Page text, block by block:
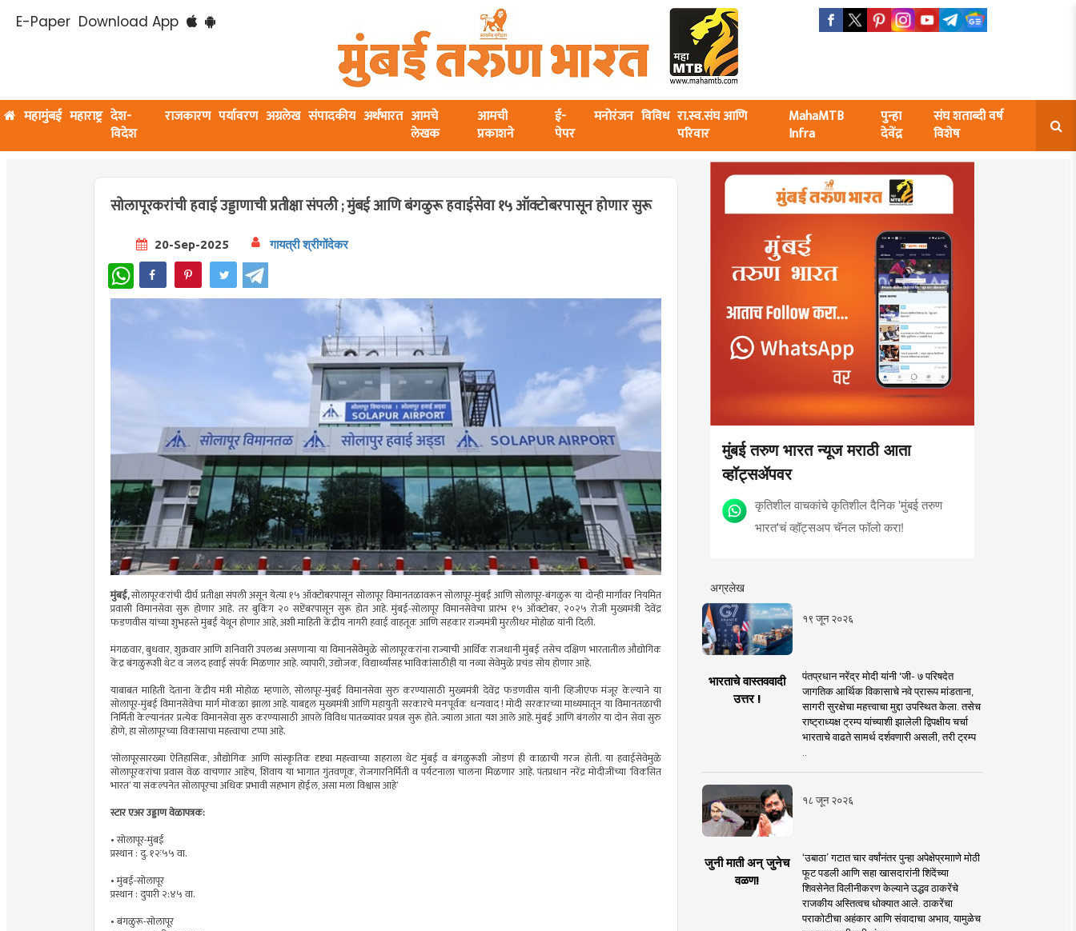
E-Paper Download App
महामुंबई महाराष्ट्र देश-
विदेश
राजकारण पर्यावरण अग्रलेख संपादकीय अर्थभारत आमचे
लेखक
आमची
प्रकाशने
ई-
पेपर
मनोरंजन विविध रा.स्व.संघ आणि
परिवार
MahaMTB
Infra
पुन्हा
देवेंद्र
संघ शताब्दी वर्ष
विशेष
सोलापूरकरांची हवाई उड्डाणाची प्रतीक्षा संपली ; मुंबई आणि बंगळुरू हवाईसेवा १५ ऑक्टोबरपासून होणार सुरू
20-Sep-2025 गायत्री श्रीगोंदेकर
WhatsApp
मुंबई,सोलापूरकरांची दीर्घ प्रतीक्षा संपली असून येत्या १५ ऑक्टोबरपासून सोलापूर विमानतळावरून सोलापूर-मुंबई आणि सोलापूर-बंगळुरू या दोन्ही मार्गांवर नियमित
प्रवासी विमानसेवा सुरू होणार आहे. तर बुकिंग २० सप्टेंबरपासून सुरू होत आहे. मुंबई-सोलापूर विमानसेवेचा प्रारंभ १५ ऑक्टोबर, २०२५ रोजी मुख्यमंत्री देवेंद्र
फडणवीस यांच्या शुभहस्ते मुंबई येथून होणार आहे, अशी माहिती केंद्रीय नागरी हवाई वाहतूक आणि सहकार राज्यमंत्री मुरलीधर मोहोळ यांनी दिली.
मंगळवार, बुधवार, शुक्रवार आणि शनिवारी उपलब्ध असणाऱ्या या विमानसेवेमुळे सोलापूरकरांना राज्याची आर्थिक राजधानी मुंबई तसेच दक्षिण भारतातील औद्योगिक
केंद्र बंगळुरूशी थेट व जलद हवाई संपर्क मिळणार आहे. व्यापारी, उद्योजक, विद्यार्थ्यांसह भाविकांसाठीही या नव्या सेवेमुळे प्रचंड सोय होणार आहे.
याबाबत माहिती देताना केंद्रीय मंत्री मोहोळ म्हणाले, सोलापूर-मुंबई विमानसेवा सुरु करण्यासाठी मुख्यमंत्री देवेंद्र फडणवीस यांनी व्हिजीएफ मंजूर केल्याने या
सोलापूर-मुंबई विमानसेवेचा मार्ग मोकळा झाला आहे. याबद्दल मुख्यमंत्री आणि महायुती सरकारचे मनःपूर्वक धन्यवाद ! मोदी सरकारच्या माध्यमातून या विमानतळाची
निर्मिती केल्यानंतर प्रत्येक विमानसेवा सुरु करण्यासाठी आपले विविध पातळ्यांवर प्रयत्न सुरू होते. ज्याला आता यश आले आहे. मुंबई आणि बंगलोर या दोन सेवा सुरु
होणे, हा सोलापूरच्या विकासाचा महत्त्वाचा टप्पा आहे.
‘सोलापूरसारख्या ऐतिहासिक, औद्योगिक आणि सांस्कृतिक दृष्ट्या महत्त्वाच्या शहराला थेट मुंबई व बंगळुरूशी जोडणं ही काळाची गरज होती. या हवाईसेवेमुळे
सोलापूरकरांचा प्रवास वेळ वाचणार आहेच, शिवाय या भागात गुंतवणूक, रोजगारनिर्मिती व पर्यटनाला चालना मिळणार आहे. पंतप्रधान नरेंद्र मोदीजींच्या ‘विकसित
भारत’ या संकल्पनेत सोलापूरचा अधिक प्रभावी सहभाग होईल, असा मला विश्वास आहे’
स्टार एअर उड्डाण वेळापत्रक:
• सोलापूर-मुंबई
प्रस्थान : दु. १२ः५५ वा.
• मुंबई-सोलापूर
प्रस्थान : दुपारी २:४५ वा.
• बंगळुरू-सोलापूर
मुंबई तरुण भारत न्यूज मराठी आता
व्हॉट्सॲपवर
कृतिशील वाचकांचे कृतिशील दैनिक 'मुंबई तरुण
भारत'चं व्हॉट्सअप चॅनल फॉलो करा!
अग्रलेख
१९ जून २०२६
भारताचे वास्तववादी
उत्तर !
पंतप्रधान नरेंद्र मोदी यांनी 'जी- ७ परिषदेत
जागतिक आर्थिक विकासाचे नवे प्रारूप मांडताना,
सागरी सुरक्षेचा महत्त्वाचा मुद्दा उपस्थित केला. तसेच
राष्ट्राध्यक्ष ट्रम्प यांच्याशी झालेली द्विपक्षीय चर्चा
भारताचे वाढते सामर्थ दर्शवणारी असली, तरी ट्रम्प
१८ जून २०२६
जुनी माती अन् जुनेच
वळण!
‘उबाठा’ गटात चार वर्षांनंतर पुन्हा अपेक्षेप्रमााणे मोठी
फूट पडली आणि सहा खासदारांनी शिंदेंच्या
शिवसेनेत विलीनीकरण केल्याने उद्धव ठाकरेंचे
राजकीय अस्तित्वच धोक्यात आले. ठाकरेंचा
पराकोटीचा अहंकार आणि संवादाचा अभाव, यामुळेच